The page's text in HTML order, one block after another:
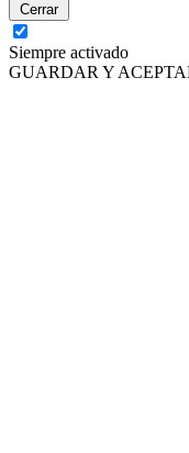
Cerrar
Siempre activado
GUARDAR Y